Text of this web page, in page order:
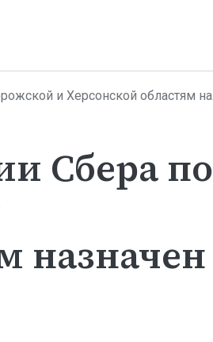
назначен новый заместитель управляющего
Сбера по
назначен